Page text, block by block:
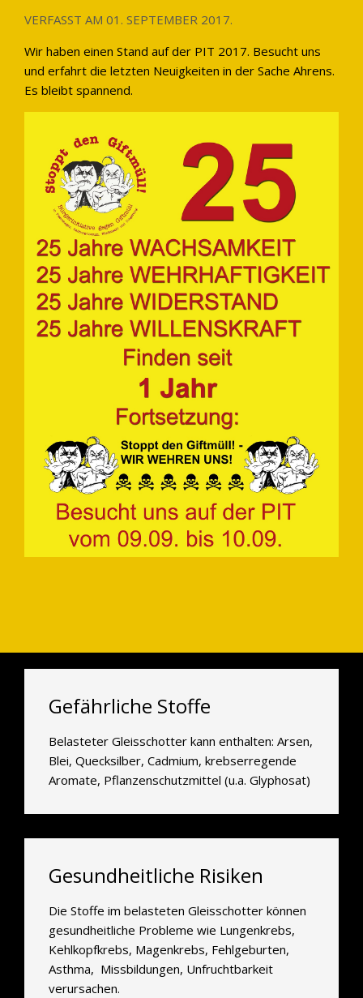
VERFASST AM 01. SEPTEMBER 2017.
Wir haben einen Stand auf der PIT 2017. Besucht uns
und erfahrt die letzten Neuigkeiten in der Sache Ahrens.
Es bleibt spannend.
Gefährliche Stoffe
Belasteter Gleisschotter kann enthalten: Arsen,
Blei, Quecksilber, Cadmium, krebserregende
Aromate, Pflanzenschutzmittel (u.a. Glyphosat)
Gesundheitliche Risiken
Die Stoffe im belasteten Gleisschotter können
gesundheitliche Probleme wie Lungenkrebs,
Kehlkopfkrebs, Magenkrebs, Fehlgeburten,
Asthma, Missbildungen, Unfruchtbarkeit
verursachen.